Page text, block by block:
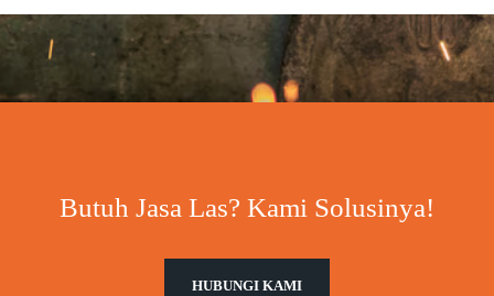
Butuh Jasa Las? Kami Solusinya!
HUBUNGI KAMI